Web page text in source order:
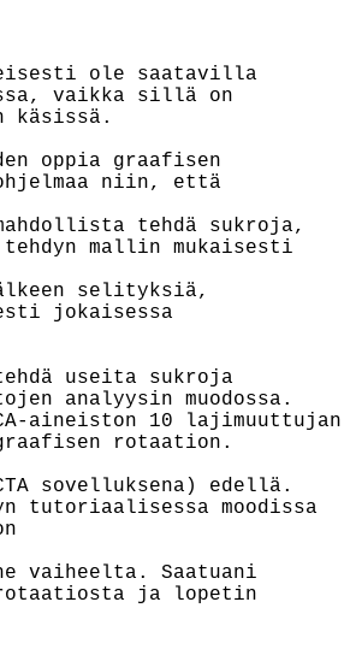
ole saatavilla
vaikka sillä on
oppia graafisen
niin, että
tehdä sukroja,
mallin mukaisesti
selityksiä,
jokaisessa
useita sukroja
analyysin muodossa.
aineiston 10 lajimuuttujan
rotaation.
sovelluksena) edellä.
tutoriaalisessa moodissa
vaiheelta. Saatuani
ja lopetin